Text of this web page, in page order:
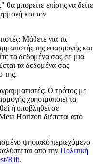
μπορείτε επίσης να δείτε
και τον
: Μάθετε για τις
της εφαρμογής και
τα δεδομένα σας σε μια
τα δεδομένα σας
της.
: Ο τρόπος με
χρησιμοποιεί τα
ή υποβληθεί σε
Horizon διέπεται από
ψηφιακό περιεχόμενο
από την Πολιτική
Rift.